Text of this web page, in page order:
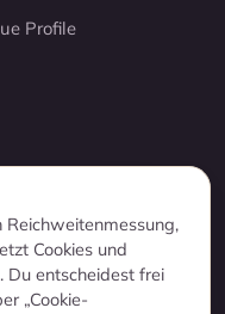
Profile
Reichweitenmessung,
Cookies und
Du entscheidest frei
„Cookie-